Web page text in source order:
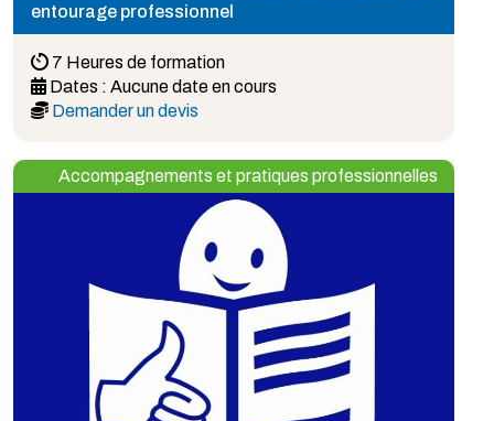
entourage professionnel
7 Heures de formation
Dates : Aucune date en cours
Demander un devis
Accompagnements et pratiques professionnelles